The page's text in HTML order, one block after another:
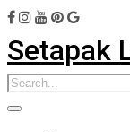
Setapak